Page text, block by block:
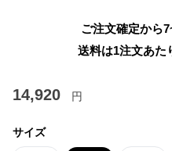
ご注文確定から
送料は1注文あた
14,920 円
サイズ